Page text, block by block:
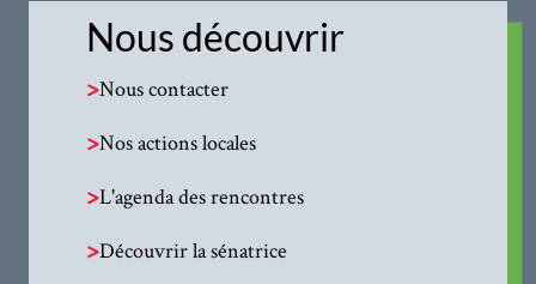
Nous découvrir
>Nous contacter
>Nos actions locales
>L'agenda des rencontres
>Découvrir la sénatrice